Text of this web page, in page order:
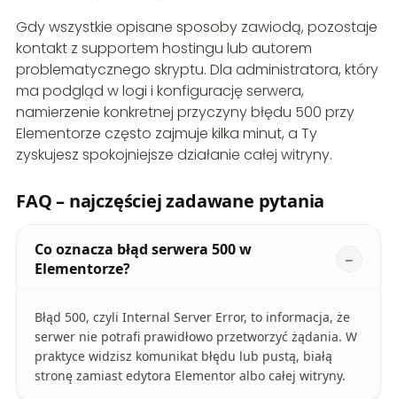
Gdy wszystkie opisane sposoby zawiodą, pozostaje
kontakt z supportem hostingu lub autorem
problematycznego skryptu. Dla administratora, który
ma podgląd w logi i konfigurację serwera,
namierzenie konkretnej przyczyny błędu 500 przy
Elementorze często zajmuje kilka minut, a Ty
zyskujesz spokojniejsze działanie całej witryny.
FAQ – najczęściej zadawane pytania
Co oznacza błąd serwera 500 w
Elementorze?
Błąd 500, czyli Internal Server Error, to informacja, że
serwer nie potrafi prawidłowo przetworzyć żądania. W
praktyce widzisz komunikat błędu lub pustą, białą
stronę zamiast edytora Elementor albo całej witryny.